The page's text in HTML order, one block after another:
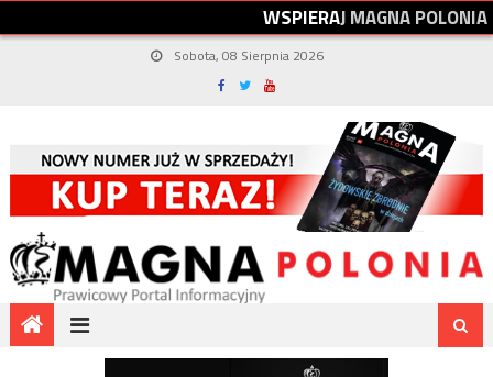
WSPIERAJMAGNAPOLONIA
Sobota, 08 Sierpnia 2026